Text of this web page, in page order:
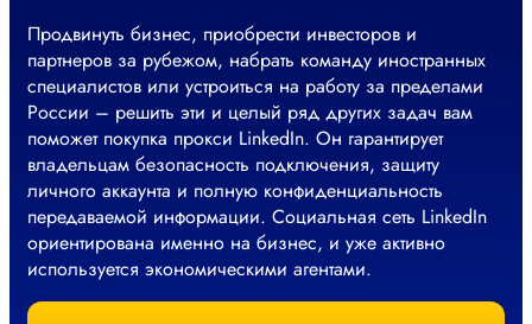
Продвинуть бизнес, приобрести инвесторов и
партнеров за рубежом, набрать команду иностранных
специалистов или устроиться на работу за пределами
России – решить эти и целый ряд других задач вам
поможет покупка прокси LinkedIn. Он гарантирует
владельцам безопасность подключения, защиту
личного аккаунта и полную конфиденциальность
передаваемой информации. Социальная сеть LinkedIn
ориентирована именно на бизнес, и уже активно
используется экономическими агентами.